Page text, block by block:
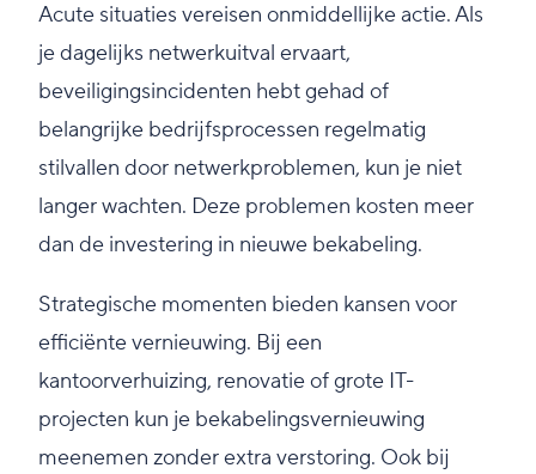
Acute situaties vereisen onmiddellijke actie. Als
je dagelijks netwerkuitval ervaart,
beveiligingsincidenten hebt gehad of
belangrijke bedrijfsprocessen regelmatig
stilvallen door netwerkproblemen, kun je niet
langer wachten. Deze problemen kosten meer
dan de investering in nieuwe bekabeling.
Strategische momenten bieden kansen voor
efficiënte vernieuwing. Bij een
kantoorverhuizing, renovatie of grote IT-
projecten kun je bekabelingsvernieuwing
meenemen zonder extra verstoring. Ook bij